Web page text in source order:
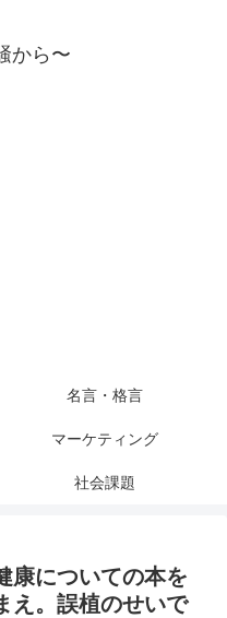
から〜
名言・格言
マーケティング
社会課題
康についての本を
え。誤植のせいで